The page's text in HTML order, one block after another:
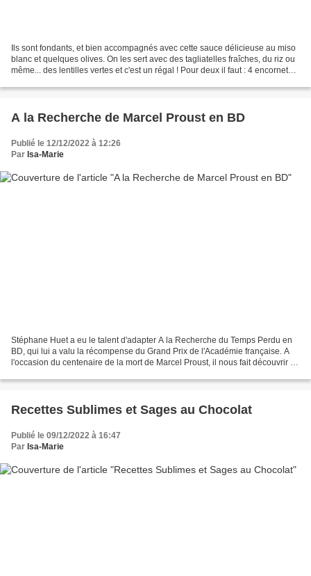
Ils sont fondants, et bien accompagnés avec cette sauce délicieuse au miso
blanc et quelques olives. On les sert avec des tagliatelles fraîches, du riz ou
même... des lentilles vertes et c'est un régal ! Pour deux il faut : 4 encornets
A la Recherche de Marcel Proust en BD
Publié le 12/12/2022 à 12:26
Par Isa-Marie
Stéphane Huet a eu le talent d'adapter A la Recherche du Temps Perdu en
BD, qui lui a valu la récompense du Grand Prix de l'Académie française. A
l'occasion du centenaire de la mort de Marcel Proust, il nous fait découvrir La
Recettes Sublimes et Sages au Chocolat
Publié le 09/12/2022 à 16:47
Par Isa-Marie